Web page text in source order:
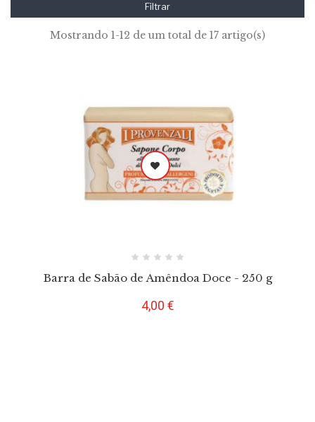
Filtrar
Mostrando 1-12 de um total de 17 artigo(s)
Barra de Sabão de Amêndoa Doce - 250 g
Preço
4,00 €